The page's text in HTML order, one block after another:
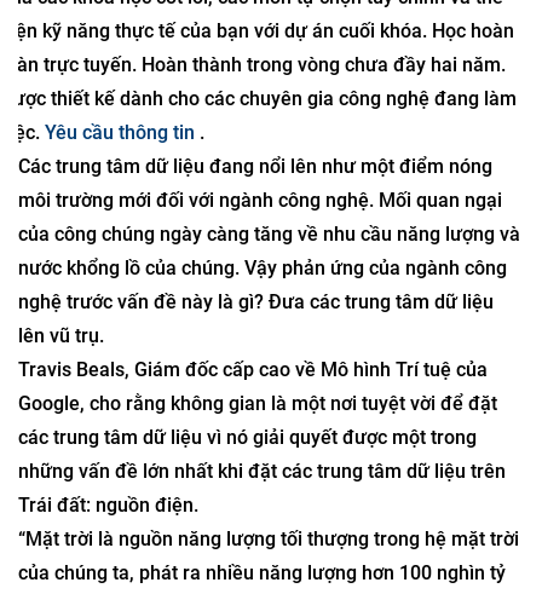
hiện kỹ năng thực tế của bạn với dự án cuối khóa. Học hoàn
toàn trực tuyến. Hoàn thành trong vòng chưa đầy hai năm.
Được thiết kế dành cho các chuyên gia công nghệ đang làm
việc. Yêu cầu thông tin .
Các trung tâm dữ liệu đang nổi lên như một điểm nóng
môi trường mới đối với ngành công nghệ. Mối quan ngại
của công chúng ngày càng tăng về nhu cầu năng lượng và
nước khổng lồ của chúng. Vậy phản ứng của ngành công
nghệ trước vấn đề này là gì? Đưa các trung tâm dữ liệu
lên vũ trụ.
Travis Beals, Giám đốc cấp cao về Mô hình Trí tuệ của
Google, cho rằng không gian là một nơi tuyệt vời để đặt
các trung tâm dữ liệu vì nó giải quyết được một trong
những vấn đề lớn nhất khi đặt các trung tâm dữ liệu trên
Trái đất: nguồn điện.
“Mặt trời là nguồn năng lượng tối thượng trong hệ mặt trời
của chúng ta, phát ra nhiều năng lượng hơn 100 nghìn tỷ